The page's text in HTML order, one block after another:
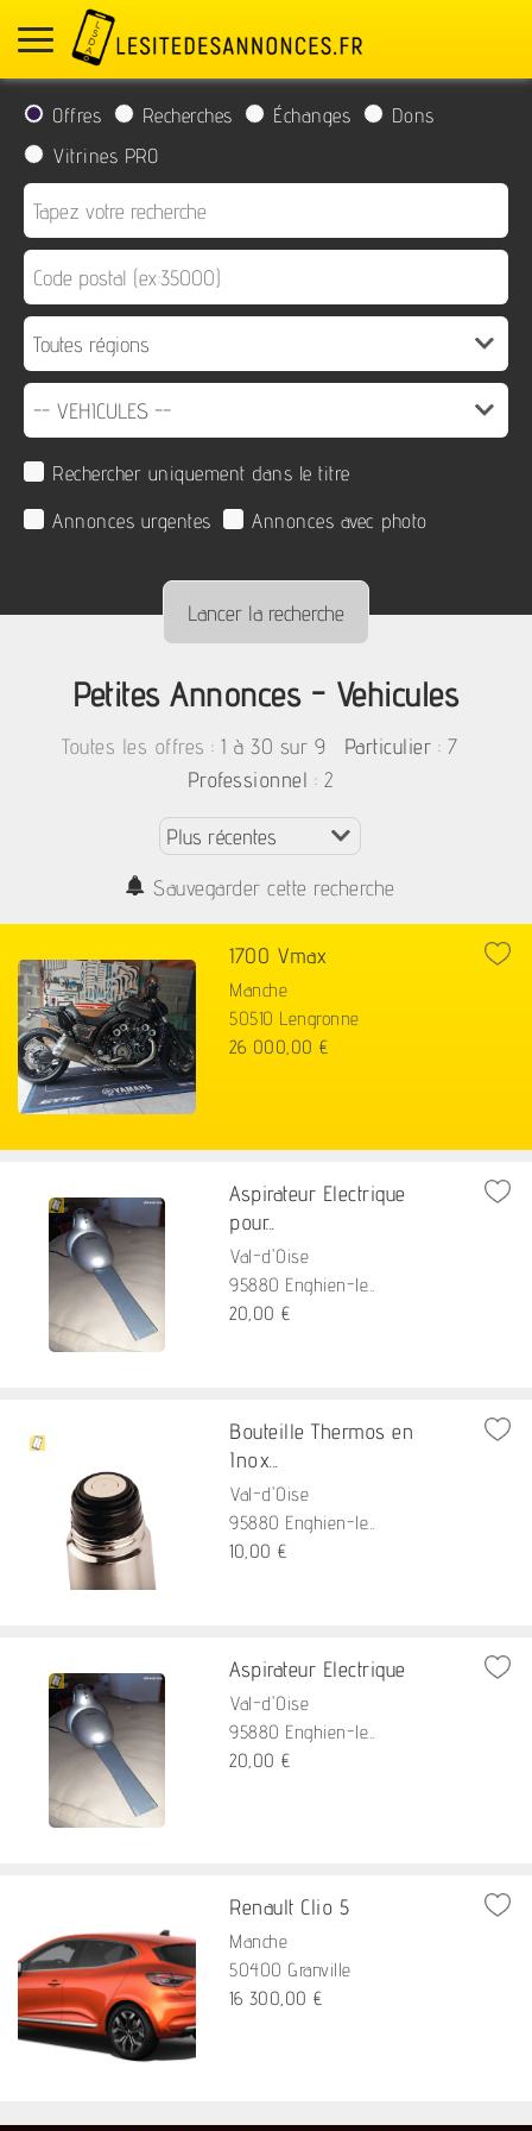
Offres Recherches Échanges
Dons
Vitrines PRO
Rechercher uniquement dans le titre
Annonces urgentes
Annonces avec photo
Petites Annonces - Vehicules
Toutes les offres :1 à 30 sur 9 Particulier : 7
Professionnel : 2
Sauvegarder cette recherche
1700 Vmax
Manche
50510 Lengronne
26 000,00 €
Aspirateur Electrique
pour...
Val-d'Oise
95880 Enghien-le...
20,00 €
Bouteille Thermos en
Inox...
Val-d'Oise
95880 Enghien-le...
10,00 €
Aspirateur Electrique
Val-d'Oise
95880 Enghien-le...
20,00 €
Renault Clio 5
Manche
50400 Granville
16 300,00 €